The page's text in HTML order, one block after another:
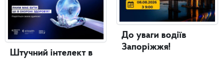
Штучний інтелект в
До уваги водіїв
Запоріжжя!